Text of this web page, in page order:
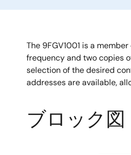
The 9FGV1001 is a
frequency and two copies
selection of the desired
addresses are available,
ブロック図